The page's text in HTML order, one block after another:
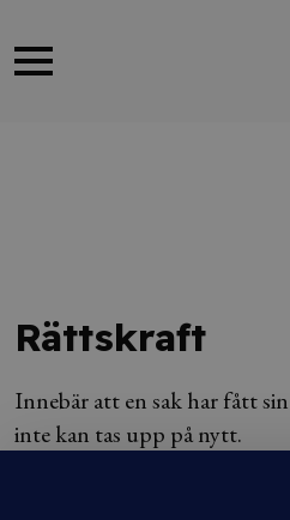
Rättskraft
Innebär att en sak har fått
inte kan tas upp på nytt.